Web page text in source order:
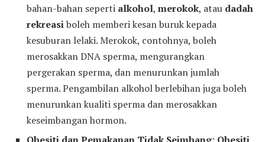
bahan-bahan seperti alkohol, merokok, atau dadah
rekreasiboleh memberi kesan buruk kepada
kesuburan lelaki. Merokok, contohnya, boleh
merosakkan DNA sperma, mengurangkan
pergerakan sperma, dan menurunkan jumlah
sperma. Pengambilan alkohol berlebihan juga boleh
menurunkan kualiti sperma dan merosakkan
keseimbangan hormon.